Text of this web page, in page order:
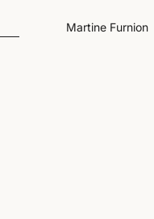
Martine Furnion